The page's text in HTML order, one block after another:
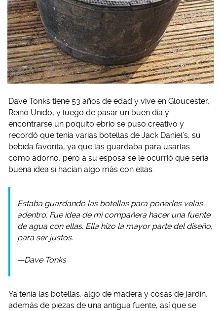
Dave Tonks tiene 53 años de edad y vive en Gloucester,
Reino Unido, y luego de pasar un buen día y
encontrarse un poquito ebrio se puso creativo y
recordó que tenía varias botellas de Jack Daniel’s, su
bebida favorita, ya que las guardaba para usarlas
como adorno, pero a su esposa se le ocurrió que sería
buena idea si hacían algo más con ellas.
Estaba guardando las botellas para ponerles velas
adentro. Fue idea de mi compañera hacer una fuente
de agua con ellas. Ella hizo la mayor parte del diseño,
para ser justos.
—Dave Tonks
Ya tenía las botellas, algo de madera y cosas de jardín,
además de piezas de una antigua fuente, así que se